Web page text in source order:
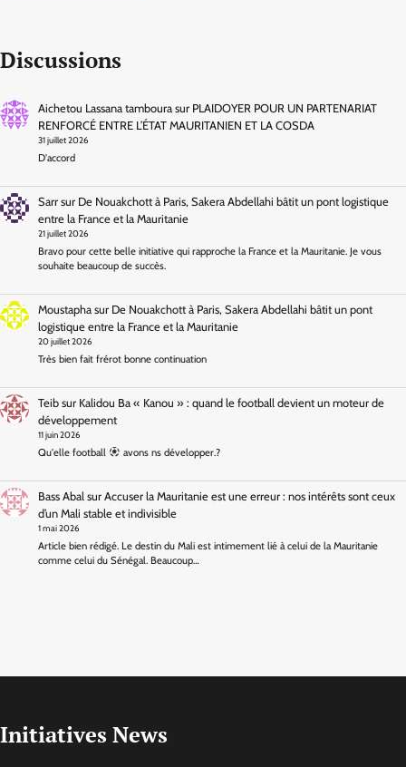
Discussions
Aichetou Lassana tambourasur PLAIDOYER POUR UN PARTENARIAT
RENFORCÉ ENTRE L’ÉTAT MAURITANIEN ET LA COSDA
31 juillet 2026
D'accord
Sarrsur De Nouakchott à Paris, Sakera Abdellahi bâtit un pont logistique
entre la France et la Mauritanie
21 juillet 2026
Bravo pour cette belle initiative qui rapproche la France et la Mauritanie. Je vous
souhaite beaucoup de succès.
Moustaphasur De Nouakchott à Paris, Sakera Abdellahi bâtit un pont
logistique entre la France et la Mauritanie
20 juillet 2026
Très bien fait frérot bonne continuation
Teibsur Kalidou Ba « Kanou » : quand le football devient un moteur de
développement
11 juin 2026
Qu'elle football avons ns développer.?
Bass Abal sur Accuser la Mauritanie est une erreur : nos intérêts sont ceux
d’un Mali stable et indivisible
1 mai 2026
Article bien rédigé. Le destin du Mali est intimement lié à celui de la Mauritanie
comme celui du Sénégal. Beaucoup…
Initiatives News